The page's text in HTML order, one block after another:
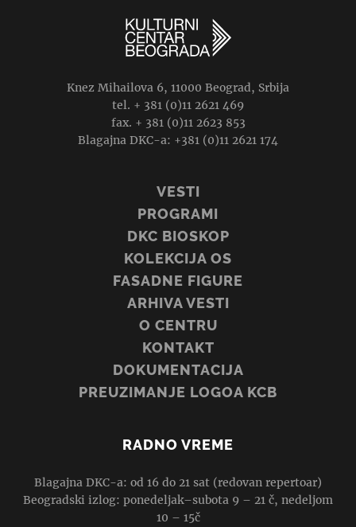
Knez Mihailova 6, 11000 Beograd, Srbija
tel. + 381 (0)11 2621 469
fax. + 381 (0)11 2623 853
Blagajna DKC-a: +381 (0)11 2621 174
VESTI
PROGRAMI
DKC BIOSKOP
KOLEKCIJA OS
FASADNE FIGURE
ARHIVA VESTI
O CENTRU
KONTAKT
DOKUMENTACIJA
PREUZIMANJE LOGOA KCB
RADNO VREME
Blagajna DKC-a: od 16 do 21 sat (redovan repertoar)
Beogradski izlog: ponedeljak–subota 9 – 21 č, nedeljom
10 – 15č